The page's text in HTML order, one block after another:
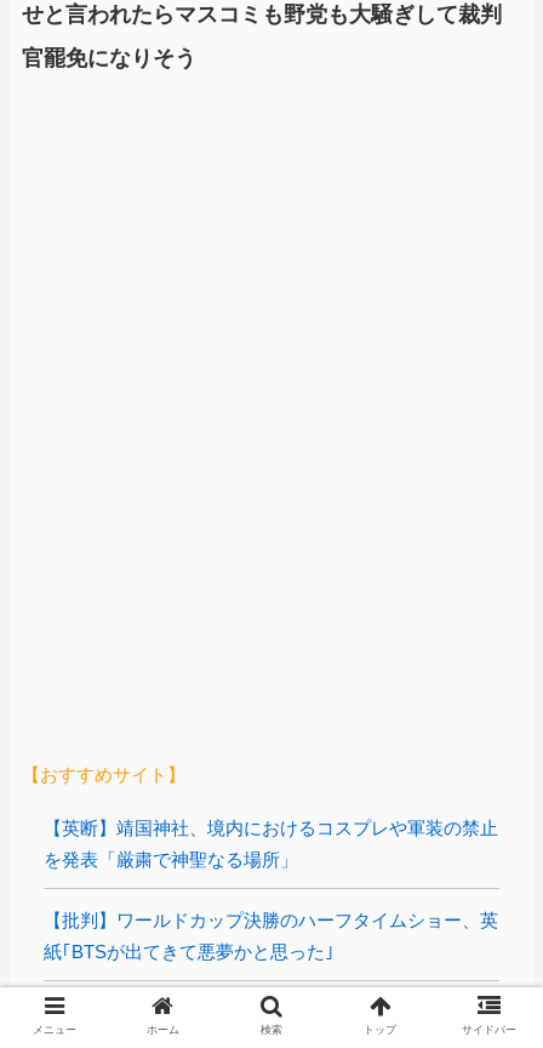
せと言われたらマスコミも野党も大騒ぎして裁判
官罷免になりそう
【おすすめサイト】
【英断】靖国神社、境内におけるコスプレや軍装の禁止
を発表「厳粛で神聖なる場所」
【批判】ワールドカップ決勝のハーフタイムショー、英
紙｢BTSが出てきて悪夢かと思った｣
【拡散希望】辺野古転覆事故遺族が「全容解明と再発防
メニュー ホーム 検索 トップ サイドバー